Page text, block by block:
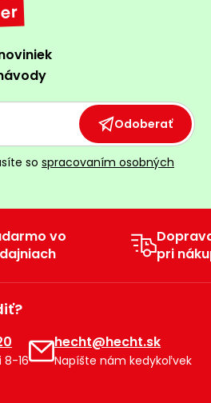
Odoberať
so spracovaním osobných
vo
pri
8-16
hecht@hecht.sk
Napíšte nám kedykoľvek